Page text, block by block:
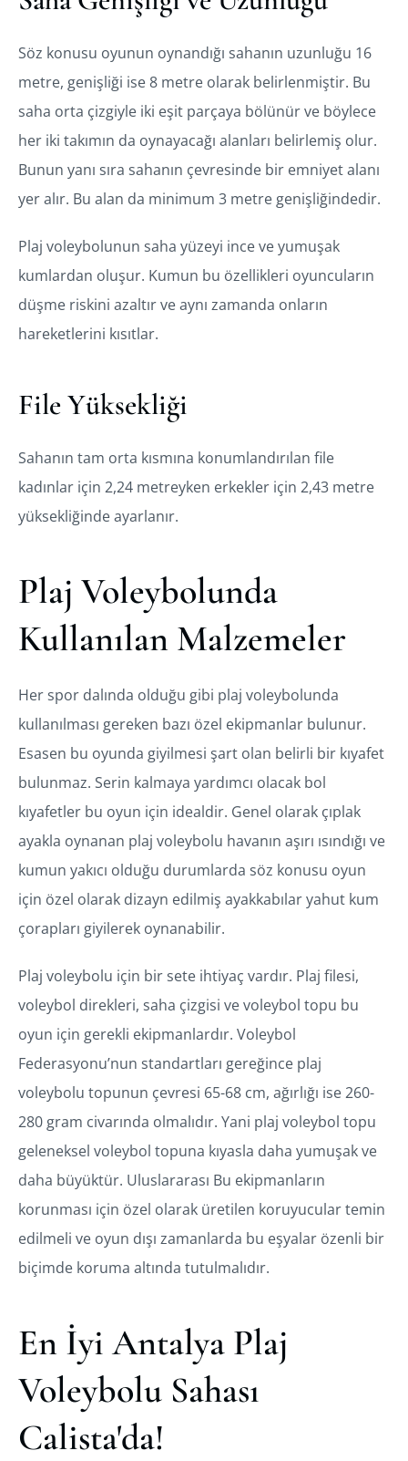
Söz konusu oyunun oynandığı sahanın uzunluğu 16
metre, genişliği ise 8 metre olarak belirlenmiştir. Bu
saha orta çizgiyle iki eşit parçaya bölünür ve böylece
her iki takımın da oynayacağı alanları belirlemiş olur.
Bunun yanı sıra sahanın çevresinde bir emniyet alanı
yer alır. Bu alan da minimum 3 metre genişliğindedir.
Plaj voleybolunun saha yüzeyi ince ve yumuşak
kumlardan oluşur. Kumun bu özellikleri oyuncuların
düşme riskini azaltır ve aynı zamanda onların
hareketlerini kısıtlar.
File Yüksekliği
Sahanın tam orta kısmına konumlandırılan file
kadınlar için 2,24 metreyken erkekler için 2,43 metre
yüksekliğinde ayarlanır.
Plaj Voleybolunda
Kullanılan Malzemeler
Her spor dalında olduğu gibi plaj voleybolunda
kullanılması gereken bazı özel ekipmanlar bulunur.
Esasen bu oyunda giyilmesi şart olan belirli bir kıyafet
bulunmaz. Serin kalmaya yardımcı olacak bol
kıyafetler bu oyun için idealdir. Genel olarak çıplak
ayakla oynanan plaj voleybolu havanın aşırı ısındığı ve
kumun yakıcı olduğu durumlarda söz konusu oyun
için özel olarak dizayn edilmiş ayakkabılar yahut kum
çorapları giyilerek oynanabilir.
Plaj voleybolu için bir sete ihtiyaç vardır. Plaj filesi,
voleybol direkleri, saha çizgisi ve voleybol topu bu
oyun için gerekli ekipmanlardır. Voleybol
Federasyonu’nun standartları gereğince plaj
voleybolu topunun çevresi 65-68 cm, ağırlığı ise 260-
280 gram civarında olmalıdır. Yani plaj voleybol topu
geleneksel voleybol topuna kıyasla daha yumuşak ve
daha büyüktür. Uluslararası Bu ekipmanların
korunması için özel olarak üretilen koruyucular temin
edilmeli ve oyun dışı zamanlarda bu eşyalar özenli bir
biçimde koruma altında tutulmalıdır.
En İyi Antalya Plaj
Voleybolu Sahası
Calista'da!